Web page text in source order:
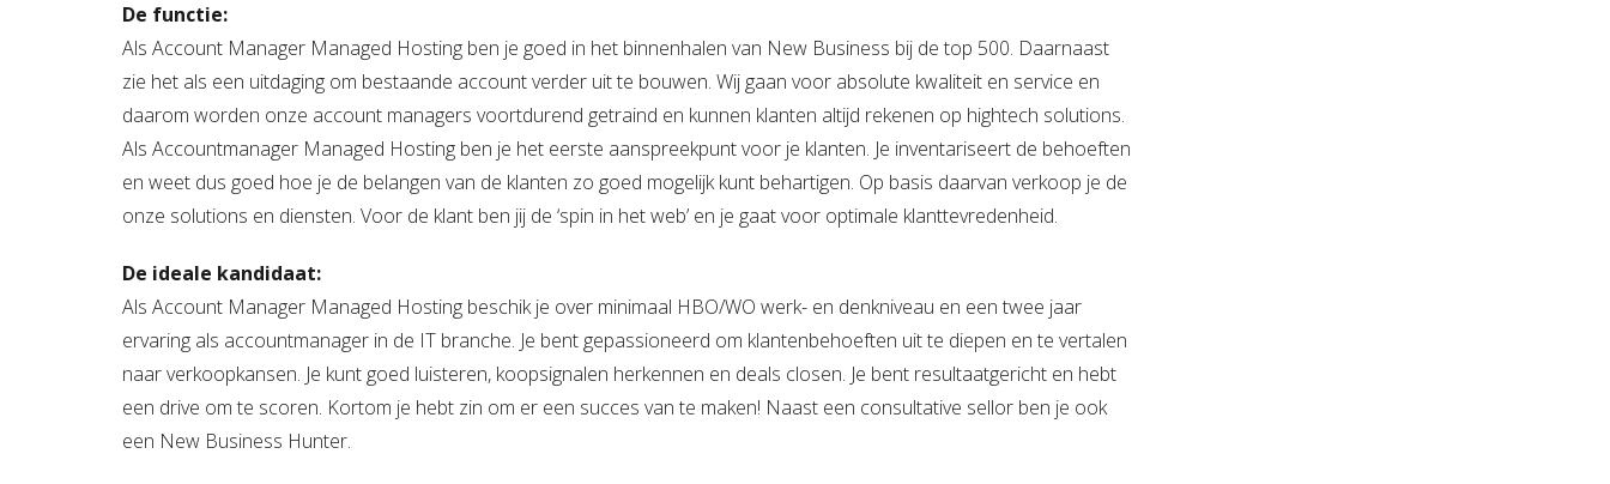
De functie:
Als Account Manager Managed Hosting ben je goed in het binnenhalen van New Business bij de top 500. Daarnaast
zie het als een uitdaging om bestaande account verder uit te bouwen. Wij gaan voor absolute kwaliteit en service en
daarom worden onze account managers voortdurend getraind en kunnen klanten altijd rekenen op hightech solutions.
Als Accountmanager Managed Hosting ben je het eerste aanspreekpunt voor je klanten. Je inventariseert de behoeften
en weet dus goed hoe je de belangen van de klanten zo goed mogelijk kunt behartigen. Op basis daarvan verkoop je de
onze solutions en diensten. Voor de klant ben jij de ‘spin in het web’ en je gaat voor optimale klanttevredenheid.
De ideale kandidaat:
Als Account Manager Managed Hosting beschik je over minimaal HBO/WO werk- en denkniveau en een twee jaar
ervaring als accountmanager in de IT branche. Je bent gepassioneerd om klantenbehoeften uit te diepen en te vertalen
naar verkoopkansen. Je kunt goed luisteren, koopsignalen herkennen en deals closen. Je bent resultaatgericht en hebt
een drive om te scoren. Kortom je hebt zin om er een succes van te maken! Naast een consultative sellor ben je ook
een New Business Hunter.